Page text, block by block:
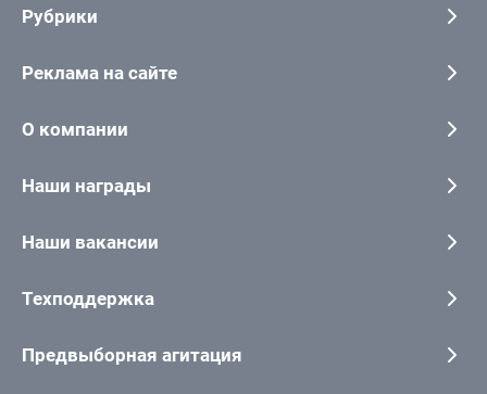
Рубрики
Реклама на сайте
О компании
Наши награды
Наши вакансии
Техподдержка
Предвыборная агитация